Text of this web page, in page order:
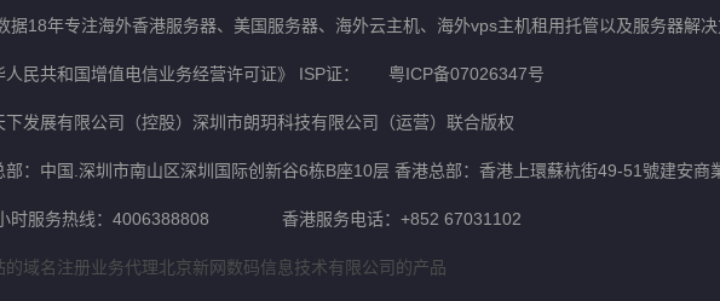
据18年专注海外香港服务器、美国服务器、海外云主机、海外vps主机租用托管以及服务器解
人民共和国增值电信业务经营许可证》 ISP证： 粤ICP备07026347号
下发展有限公司（控股）深圳市朗玥科技有限公司（运营）联合版权
部：中国.深圳市南山区深圳国际创新谷6栋B座10层 香港总部：香港上環蘇杭街49-51號建安商
时服务热线：4006388808 香港服务电话：+852 67031102
的域名注册业务代理北京新网数码信息技术有限公司的产品